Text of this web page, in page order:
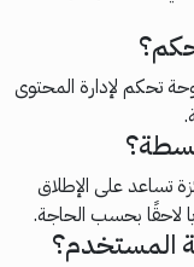
تحكم لإدارة المحتوى
تساعد على الإطلاق
لاحقًا بحسب الحاجة.
المستخدم؟